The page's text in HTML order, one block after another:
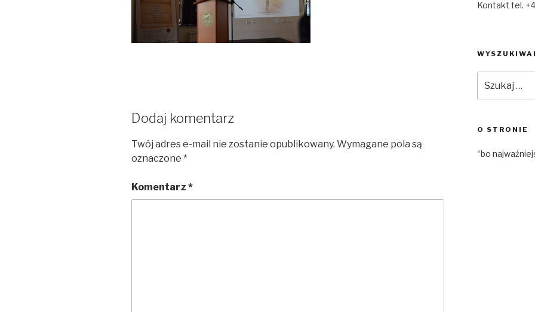
Dodaj komentarz
Twój adres e-mail nie zostanie opublikowany. Wymagane pola są
oznaczone *
Komentarz *
Kontakt tel.
O STRONIE
“bo